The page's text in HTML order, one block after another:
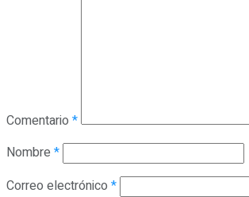
Comentario *
Nombre *
Correo electrónico *